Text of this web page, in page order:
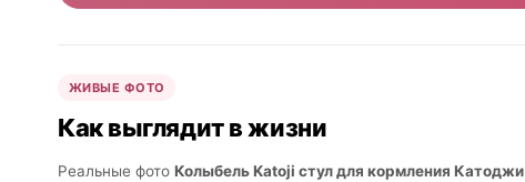
ЖИВЫЕ ФОТО
Как выглядит в жизни
Реальные фото Колыбель Katoji стул для кормления Катоджи